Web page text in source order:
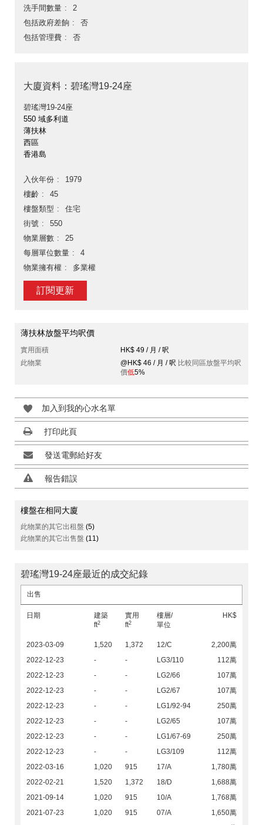
洗手間數量
2
包括政府差餉
否
包括管理費
否
大廈資料：碧瑤灣19-24座
碧瑤灣19-24座
550 域多利道
薄扶林
西區
香港島
入伙年份
1979
樓齡
45
樓盤類型
住宅
街號
550
物業層數
25
每層單位數量
4
物業擁有權
多業權
訂閱更新
薄扶林放盤平均呎價
實用面積
HK$ 49 / 月 / 呎
此物業
@HK$ 46 / 月 / 呎 比較同區放盤平均呎
價低5%
加入到我的心水名單
打印此頁
發送電郵給好友
報告錯誤
樓盤在相同大廈
此物業的其它出租盤 (5)
此物業的其它出售盤 (11)
碧瑤灣19-24座最近的成交紀錄
出售
日期
建築
ft2
實用
ft2
樓層/
單位
HK$
2023-03-09 1,520 1,372 12/C
2,200萬
2022-12-23
- - LG3/110
112萬
2022-12-23
- - LG2/66
107萬
2022-12-23
- - LG2/67
107萬
2022-12-23
- - LG1/92-94
250萬
2022-12-23
- - LG2/65
107萬
2022-12-23
- - LG1/67-69
250萬
2022-12-23
- - LG3/109
112萬
2022-03-16
1,020 915 17/A
1,780萬
2022-02-21
1,520 1,372 18/D
1,688萬
2021-09-14
1,020 915 10/A
1,768萬
2021-07-23
1,020 915 07/A
1,650萬